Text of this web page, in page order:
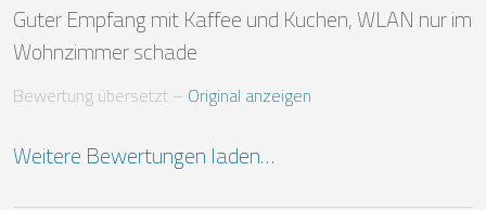
Guter Empfang mit Kaffee und Kuchen, WLAN nur im
Wohnzimmer schade
Bewertung übersetzt – Original anzeigen
Weitere Bewertungen laden…